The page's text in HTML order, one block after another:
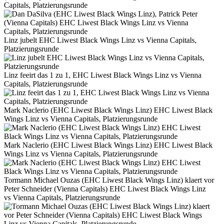
Capitals, Platzierungsrunde
Linz jubelt EHC Liwest Black Wings Linz vs Vienna Capitals,
Platzierungsrunde
Linz feeirt das 1 zu 1, EHC Liwest Black Wings Linz vs Vienna
Capitals, Platzierungsrunde
Mark Naclerio (EHC Liwest Black Wings Linz) EHC Liwest Black
Wings Linz vs Vienna Capitals, Platzierungsrunde
Mark Naclerio (EHC Liwest Black Wings Linz) EHC Liwest Black
Wings Linz vs Vienna Capitals, Platzierungsrunde
Tormann Michael Ouzas (EHC Liwest Black Wings Linz) klaert vor
Peter Schneider (Vienna Capitals) EHC Liwest Black Wings Linz
vs Vienna Capitals, Platzierungsrunde